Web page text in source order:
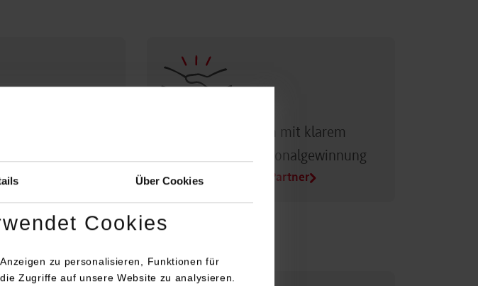
Über Cookies
Cookies
zu personalisieren, Funktionen für
Zugriffe auf unsere Website zu analysieren.
Dualer Partner sein mit klarem
Vorteil bei der Personalgewinnung
Alle Infos für Duale Partner